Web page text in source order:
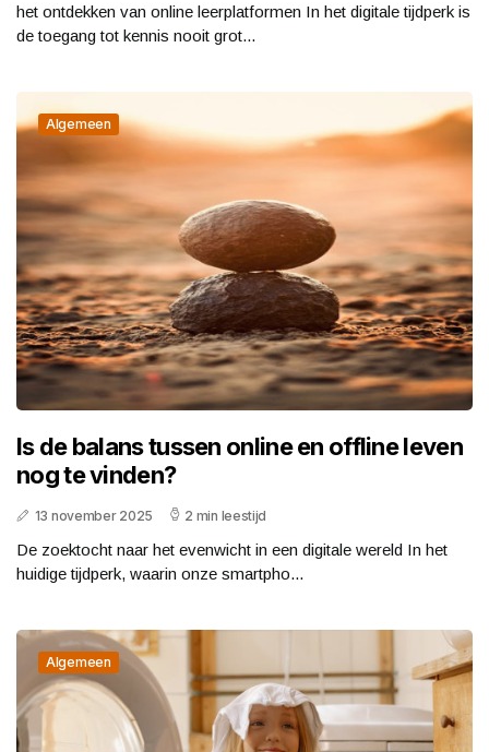
het ontdekken van online leerplatformen In het digitale tijdperk is
de toegang tot kennis nooit grot...
Algemeen
Is de balans tussen online en offline leven
nog te vinden?
13 november 2025 2 min leestijd
De zoektocht naar het evenwicht in een digitale wereld In het
huidige tijdperk, waarin onze smartpho...
Algemeen